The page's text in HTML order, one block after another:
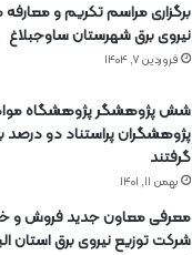
برگزاری مراسم تكریم و
نیروی برق شهرستان ساوجبلاغ
فروردین ۷, ۱۴۰۴
شش پژوهشگر پژوهشگاه مواد
پژوهشگران پراستناد دو درصد
گرفتند
بهمن ۱۱, ۱۴۰۱
معرفی معاون جدید فروش و
شركت توزیع نیروی برق استان